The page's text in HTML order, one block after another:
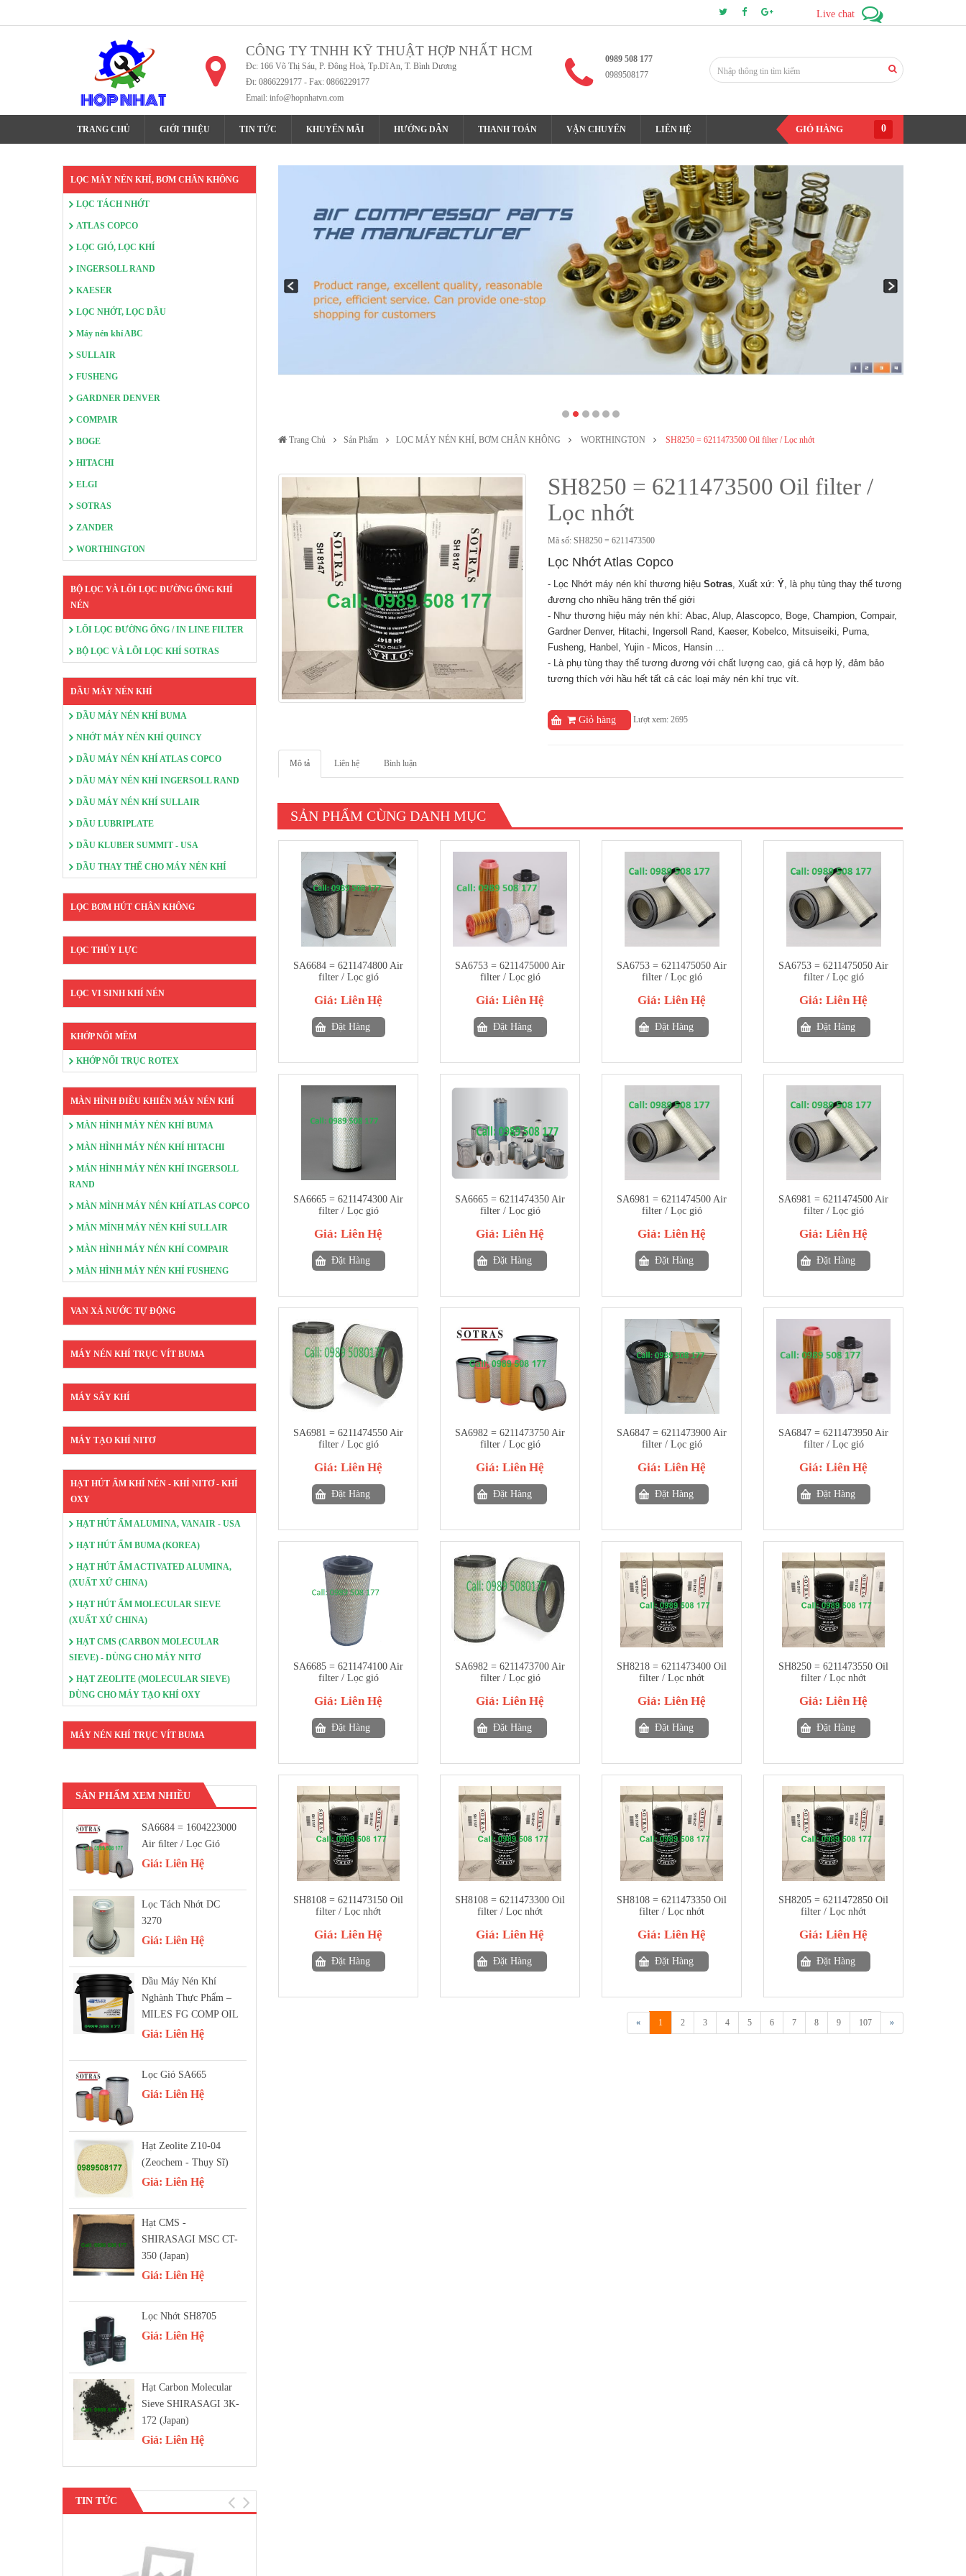
Live chat
CÔNG TY TNHH KỸ THUẬT HỢP NHẤT HCM
Đc: 166 Võ Thị Sáu, P. Đông Hoà, Tp.Dĩ An, T. Bình Dương
Đt: 0866229177 - Fax: 0866229177
Email: info@hopnhatvn.com
0989 508 177
0989508177
TRANG CHỦ GIỚI THIỆU TIN TỨC KHUYẾN MÃI HƯỚNG DẪN THANH TOÁN VẬN CHUYỂN LIÊN HỆ GIỎ HÀNG 0
LỌC MÁY NÉN KHÍ, BƠM CHÂN KHÔNG
LỌC TÁCH NHỚT
ATLAS COPCO
LỌC GIÓ, LỌC KHÍ
INGERSOLL RAND
KAESER
LỌC NHỚT, LỌC DẦU
Máy nén khí ABC
SULLAIR
FUSHENG
GARDNER DENVER
COMPAIR
BOGE
HITACHI
ELGI
SOTRAS
ZANDER
WORTHINGTON
BỘ LỌC VÀ LÕI LỌC ĐƯỜNG ỐNG KHÍ
NÉN
LÕI LỌC ĐƯỜNG ỐNG / IN LINE FILTER
BỘ LỌC VÀ LÕI LỌC KHÍ SOTRAS
DẦU MÁY NÉN KHÍ
DẦU MÁY NÉN KHÍ BUMA
NHỚT MÁY NÉN KHÍ QUINCY
DẦU MÁY NÉN KHÍ ATLAS COPCO
DẦU MÁY NÉN KHÍ INGERSOLL RAND
DẦU MÁY NÉN KHÍ SULLAIR
DẦU LUBRIPLATE
DẦU KLUBER SUMMIT - USA
DẦU THAY THẾ CHO MÁY NÉN KHÍ
LỌC BƠM HÚT CHÂN KHÔNG
LỌC THỦY LỰC
LỌC VI SINH KHÍ NÉN
KHỚP NỐI MỀM
KHỚP NỐI TRỤC ROTEX
MÀN HÌNH ĐIỀU KHIỂN MÁY NÉN KHÍ
MÀN HÌNH MÁY NÉN KHÍ BUMA
MÀN HÌNH MÁY NÉN KHÍ HITACHI
MÁN HÌNH MÁY NÉN KHÍ INGERSOLL
RAND
MÀN MÌNH MÁY NÉN KHÍ ATLAS COPCO
MÀN MÌNH MÁY NÉN KHÍ SULLAIR
MÀN HÌNH MÁY NÉN KHÍ COMPAIR
MÀN HÌNH MÁY NÉN KHÍ FUSHENG
VAN XẢ NƯỚC TỰ ĐỘNG
MÁY NÉN KHÍ TRỤC VÍT BUMA
MÁY SẤY KHÍ
MÁY TẠO KHÍ NITƠ
HẠT HÚT ẨM KHÍ NÉN - KHÍ NITƠ - KHÍ
OXY
HẠT HÚT ẨM ALUMINA, VANAIR - USA
HẠT HÚT ẨM BUMA (KOREA)
HẠT HÚT ẨM ACTIVATED ALUMINA,
(XUẤT XỨ CHINA)
HẠT HÚT ẨM MOLECULAR SIEVE
(XUẤT XỨ CHINA)
HẠT CMS (CARBON MOLECULAR
SIEVE) - DÙNG CHO MÁY NITƠ
HẠT ZEOLITE (MOLECULAR SIEVE)
DÙNG CHO MÁY TẠO KHÍ OXY
MÁY NÉN KHÍ TRỤC VÍT BUMA
SẢN PHẨM XEM NHIỀU
SA6684 = 1604223000
Air FIlter / Lọc Gió
Giá: Liên Hệ
Lọc Tách Nhớt DC
3270
Giá: Liên Hệ
Dầu Máy Nén Khí
Nghành Thực Phẩm –
MILES FG COMP OIL
Giá: Liên Hệ
Lọc Gió SA665
Giá: Liên Hệ
Hạt Zeolite Z10-04
(Zeochem - Thụy Sĩ)
Giá: Liên Hệ
Hạt CMS -
SHIRASAGI MSC CT-
350 (Japan)
Giá: Liên Hệ
Lọc Nhớt SH8705
Giá: Liên Hệ
Hạt Carbon Molecular
Sieve SHIRASAGI 3K-
172 (Japan)
Giá: Liên Hệ
TIN TỨC
Trang Chủ Sản Phẩm LỌC MÁY NÉN KHÍ, BƠM CHÂN KHÔNG WORTHINGTON SH8250 = 6211473500 Oil filter / Lọc nhớt
SH8250 = 6211473500 Oil filter /
Lọc nhớt
Mã số: SH8250 = 6211473500
Lọc Nhớt Atlas Copco
- Lọc Nhớt máy nén khí thương hiệu Sotras, Xuất xứ: Ý, là phụ tùng thay thế tương
đương cho nhiều hãng trên thế giới
- Như thương hiệu máy nén khí: Abac, Alup, Alascopco, Boge, Champion, Compair,
Gardner Denver, Hitachi, Ingersoll Rand, Kaeser, Kobelco, Mitsuiseiki, Puma,
Fusheng, Hanbel, Yujin - Micos, Hansin …
- Là phụ tùng thay thế tương đương với chất lượng cao, giá cả hợp lý, đảm bảo
tương thích với hầu hết tất cả các loại máy nén khí trục vít.
Giỏ hàng Lượt xem: 2695
Mô tả Liên hệ Bình luận
SẢN PHẨM CÙNG DANH MỤC
SA6684 = 6211474800 Air
filter / Lọc gió
Giá: Liên Hệ
Đặt Hàng
SA6753 = 6211475000 Air
filter / Lọc gió
Giá: Liên Hệ
Đặt Hàng
SA6753 = 6211475050 Air
filter / Lọc gió
Giá: Liên Hệ
Đặt Hàng
SA6753 = 6211475050 Air
filter / Lọc gió
Giá: Liên Hệ
Đặt Hàng
SA6665 = 6211474300 Air
filter / Lọc gió
Giá: Liên Hệ
Đặt Hàng
SA6665 = 6211474350 Air
filter / Lọc gió
Giá: Liên Hệ
Đặt Hàng
SA6981 = 6211474500 Air
filter / Lọc gió
Giá: Liên Hệ
Đặt Hàng
SA6981 = 6211474500 Air
filter / Lọc gió
Giá: Liên Hệ
Đặt Hàng
SA6981 = 6211474550 Air
filter / Lọc gió
Giá: Liên Hệ
Đặt Hàng
SA6982 = 6211473750 Air
filter / Lọc gió
Giá: Liên Hệ
Đặt Hàng
SA6847 = 6211473900 Air
filter / Lọc gió
Giá: Liên Hệ
Đặt Hàng
SA6847 = 6211473950 Air
filter / Lọc gió
Giá: Liên Hệ
Đặt Hàng
SA6685 = 6211474100 Air
filter / Lọc gió
Giá: Liên Hệ
Đặt Hàng
SA6982 = 6211473700 Air
filter / Lọc gió
Giá: Liên Hệ
Đặt Hàng
SH8218 = 6211473400 Oil
filter / Lọc nhớt
Giá: Liên Hệ
Đặt Hàng
SH8250 = 6211473550 Oil
filter / Lọc nhớt
Giá: Liên Hệ
Đặt Hàng
SH8108 = 6211473150 Oil
filter / Lọc nhớt
Giá: Liên Hệ
Đặt Hàng
SH8108 = 6211473300 Oil
filter / Lọc nhớt
Giá: Liên Hệ
Đặt Hàng
SH8108 = 6211473350 Oil
filter / Lọc nhớt
Giá: Liên Hệ
Đặt Hàng
SH8205 = 6211472850 Oil
filter / Lọc nhớt
Giá: Liên Hệ
Đặt Hàng
« 1 2 3 4 5 6 7 8 9 107 »